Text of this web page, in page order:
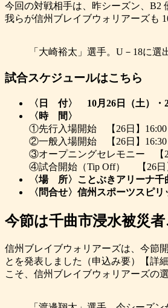
今回の対戦相手は、昨シーズン、B2
我らが信州ブレイブウォリアーズも
「大崎裕太」選手。U－18に
試合スケジュールはこちら
〈日 付〉
10月26日（土）・
〈時 間〉
①先行入場開始 【26日】
②一般入場開始 【26日】
③オープニングセレモニー 【
④試合開始（Tip Off） 【26日
〈場 所〉ことぶきアリーナ千
〈問合せ〉信州スポーツスピリ
今節は千曲市浸水被災
信州ブレイブウォリアーズは、今節
とを発表しました（申込み要）【詳
こそ、信州ブレイブウォリアーズの